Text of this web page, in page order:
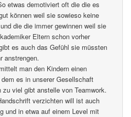
etwas demotiviert oft die die es
können weil sie sowieso keine
die die immer gewinnen weil sie
Eltern schon vorher
es auch das Gefühl sie müssten
anstrengen.
man den Kindern einen
es in unserer Gesellschaft
zu viel gibt anstelle von Teamwork.
verzichten will ist auch
und in etwa auf einem Level mit